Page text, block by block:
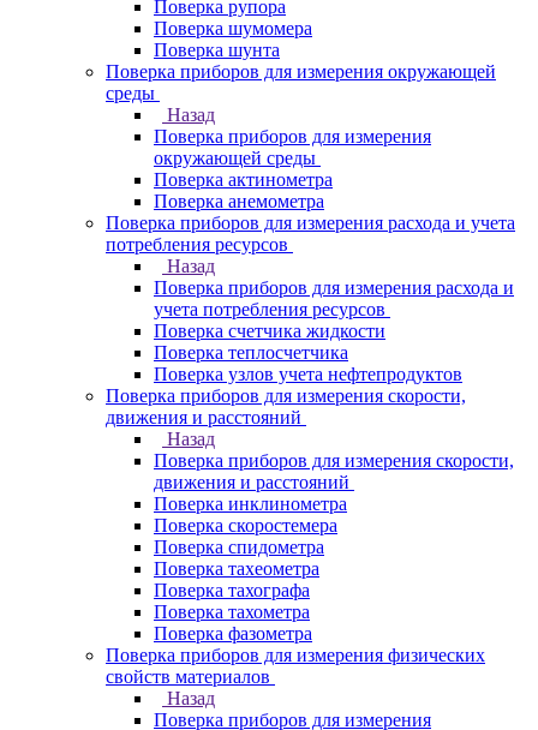
Поверка рупора
Поверка шумомера
Поверка шунта
Поверка приборов для измерения окружающей
среды
Назад
Поверка приборов для измерения
окружающей среды
Поверка актинометра
Поверка анемометра
Поверка приборов для измерения расхода и учета
потребления ресурсов
Назад
Поверка приборов для измерения расхода и
учета потребления ресурсов
Поверка счетчика жидкости
Поверка теплосчетчика
Поверка узлов учета нефтепродуктов
Поверка приборов для измерения скорости,
движения и расстояний
Назад
Поверка приборов для измерения скорости,
движения и расстояний
Поверка инклинометра
Поверка скоростемера
Поверка спидометра
Поверка тахеометра
Поверка тахографа
Поверка тахометра
Поверка фазометра
Поверка приборов для измерения физических
свойств материалов
Назад
Поверка приборов для измерения